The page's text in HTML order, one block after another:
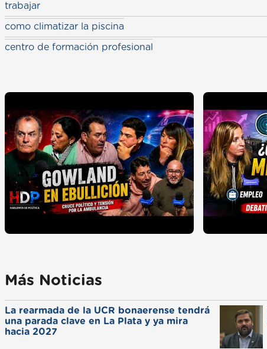
trabajar
como climatizar la piscina
centro de formación profesional
Más Noticias
La rearmada de la UCR bonaerense tendrá
una parada clave en La Plata y ya mira
hacia 2027